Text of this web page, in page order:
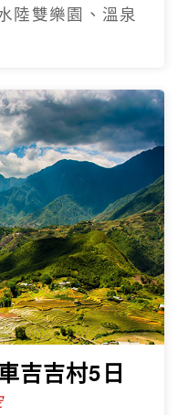
陸雙樂園、溫泉
吉吉村5日